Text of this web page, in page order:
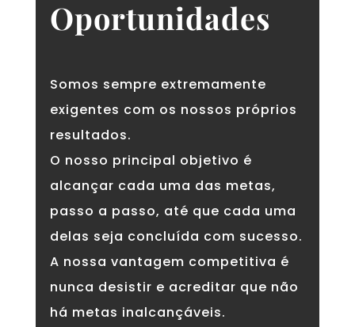
Oportunidades
Somos sempre extremamente
exigentes com os nossos próprios
resultados.
O nosso principal objetivo é
alcançar cada uma das metas,
passo a passo, até que cada uma
delas seja concluída com sucesso.
A nossa vantagem competitiva é
nunca desistir e acreditar que não
há metas inalcançáveis.